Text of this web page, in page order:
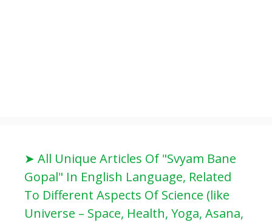
➤ All Unique Articles Of "Svyam Bane
Gopal" In English Language, Related
To Different Aspects Of Science (like
Universe – Space, Health, Yoga, Asana,